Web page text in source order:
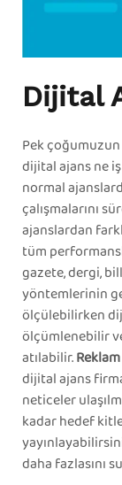
Dijital
Pek
dijital ajans ne
normal
çalışmalarını
ajanslardan
tüm
gazete, dergi,
yöntemlerinin
ölçülebilirken
ölçümlenebilir
atılabilir.
dijital ajans
neticeler
kadar hedef
daha fazlasını